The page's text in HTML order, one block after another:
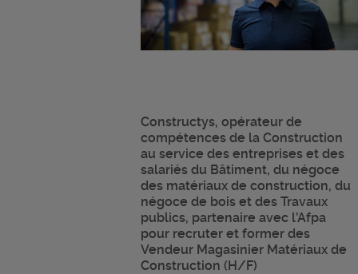
Constructys, opérateur de
compétences de la Construction
au service des entreprises et des
salariés du Bâtiment, du négoce
des matériaux de construction, du
négoce de bois et des Travaux
publics, partenaire avec l’Afpa
pour recruter et former des
Vendeur Magasinier Matériaux de
Construction (H/F)